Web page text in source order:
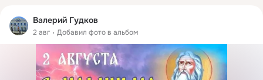
Валерий Гудков
2 авг Добавил фото в альбом